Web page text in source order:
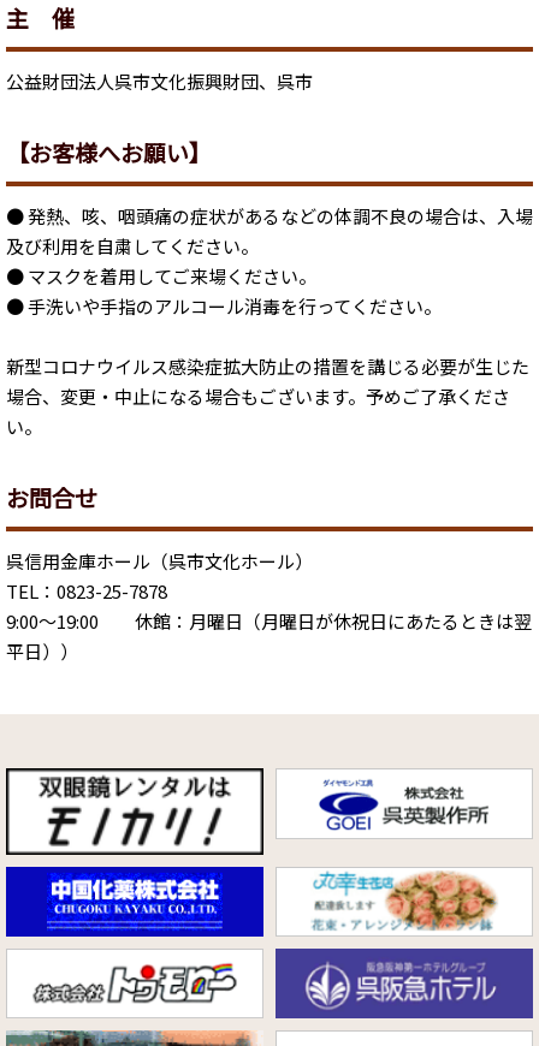
主 催
公益財団法人呉市文化振興財団、呉市
【お客様へお願い】
● 発熱、咳、咽頭痛の症状があるなどの体調不良の場合は、入場
及び利用を自粛してください。
● マスクを着用してご来場ください。
● 手洗いや手指のアルコール消毒を行ってください。
新型コロナウイルス感染症拡大防止の措置を講じる必要が生じた
場合、変更・中止になる場合もございます。予めご了承くださ
い。
お問合せ
呉信用金庫ホール（呉市文化ホール）
TEL：0823-25-7878
9:00～19:00 休館：月曜日（月曜日が休祝日にあたるときは翌
平日））